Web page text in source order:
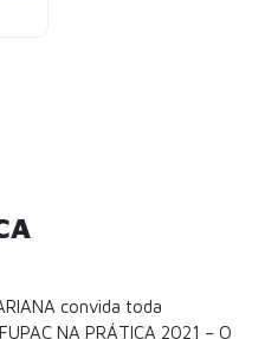
convida toda
NA PRÁTICA 2021 – O